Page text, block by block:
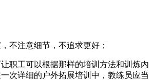
不注意细节，不追求更好；
职工可以根据那样的培训方法和训炼內
次详细的户外拓展培训中，教练员应当